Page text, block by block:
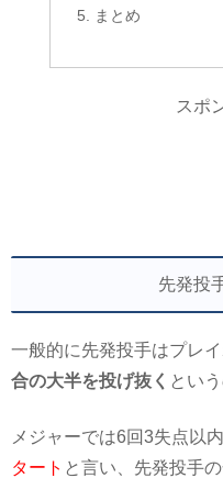
まとめ
スポ
先発投
一般的に先発投手はプレ
合の大半を投げ抜く とい
メジャーでは6回3失点以
タート と言い、先発投手